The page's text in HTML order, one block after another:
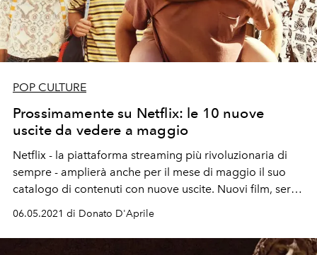
POP CULTURE
Prossimamente su Netflix: le 10 nuove
uscite da vedere a maggio
Netflix - la piattaforma streaming più rivoluzionaria di
sempre - amplierà anche per il mese di maggio il suo
catalogo di contenuti con nuove uscite. Nuovi film, serie
tv e documentari imperdibili da vedere. Dalla nuova
Summertime
Lorenzo Sportiello e Francesco Lagi; aMonster- il film
06.05.2021 di Donato D'Aprile